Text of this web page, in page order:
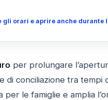
gli orari e aprire anche durante
per prolungare
di conciliazione tra
per le famiglie e amplia